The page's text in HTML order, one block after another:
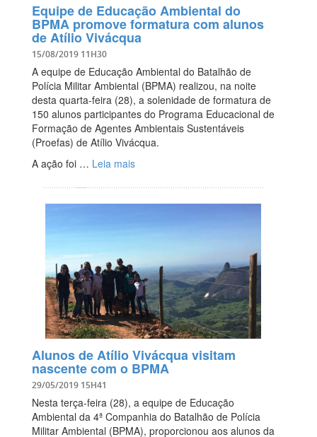
Equipe de Educação Ambiental do
BPMA promove formatura com alunos
de Atílio Vivácqua
15/08/2019 11H30
A equipe de Educação Ambiental do Batalhão de
Polícia Militar Ambiental (BPMA) realizou, na noite
desta quarta-feira (28), a solenidade de formatura de
150 alunos participantes do Programa Educacional de
Formação de Agentes Ambientais Sustentáveis
(Proefas) de Atílio Vivácqua.
A ação foi … Leia mais
Alunos de Atílio Vivácqua visitam
nascente com o BPMA
29/05/2019 15H41
Nesta terça-feira (28), a equipe de Educação
Ambiental da 4ª Companhia do Batalhão de Polícia
Militar Ambiental (BPMA), proporcionou aos alunos da